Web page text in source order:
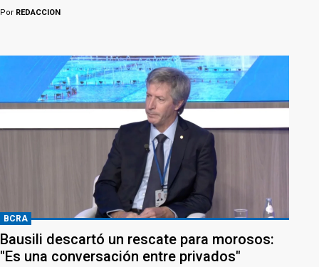
Por REDACCION
BCRA
Bausili descartó un rescate para morosos:
"Es una conversación entre privados"